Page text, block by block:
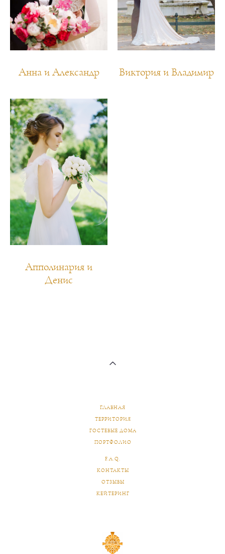
Анна и Александр Виктория и Владимир
Апполинария и
Денис
ГЛАВНАЯ
ТЕРРИТОРИЯ
ГОСТЕВЫЕ ДОМА
ПОРТФОЛИО
F.A.Q.
КОНТАКТЫ
ОТЗЫВЫ
КЕЙТЕРИНГ